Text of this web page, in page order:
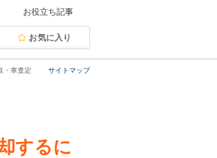
お役立ち記事
お気に入り
サイトマップ
・車査定
するに